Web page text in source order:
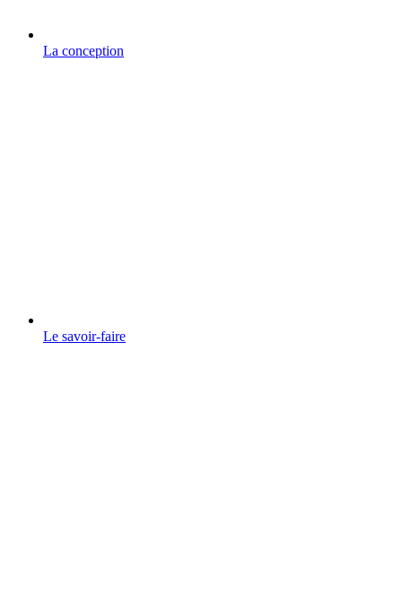
La conception
Le savoir-faire